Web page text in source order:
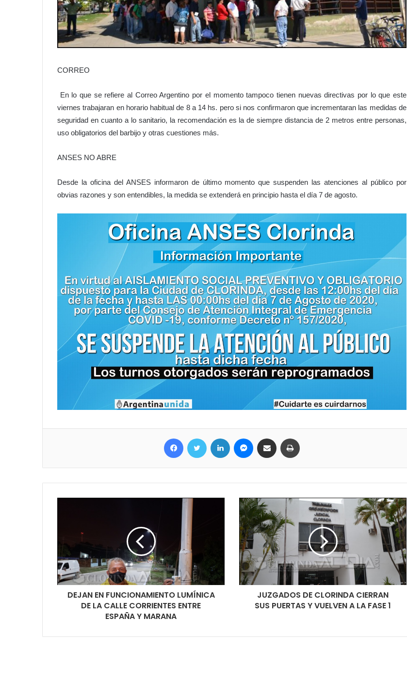
CORREO
En lo que se refiere al Correo Argentino por el momento tampoco tienen nuevas directivas por lo que este
viernes trabajaran en horario habitual de 8 a 14 hs. pero si nos confirmaron que incrementaran las medidas de
seguridad en cuanto a lo sanitario, la recomendación es la de siempre distancia de 2 metros entre personas,
uso obligatorios del barbijo y otras cuestiones más.
ANSES NO ABRE
Desde la oficina del ANSES informaron de último momento que suspenden las atenciones al público por
obvias razones y son entendibles, la medida se extenderá en principio hasta el día 7 de agosto.
DEJAN EN FUNCIONAMIENTO LUMÍNICA
DE LA CALLE CORRIENTES ENTRE
ESPAÑA Y MARANA
JUZGADOS DE CLORINDA CIERRAN
SUS PUERTAS Y VUELVEN A LA FASE 1